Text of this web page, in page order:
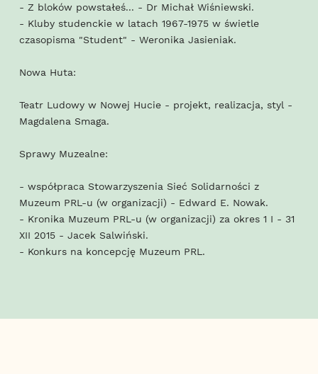
- Z bloków powstałeś... - Dr Michał Wiśniewski.
- Kluby studenckie w latach 1967-1975 w świetle
czasopisma "Student" - Weronika Jasieniak.
Nowa Huta:
Teatr Ludowy w Nowej Hucie - projekt, realizacja, styl -
Magdalena Smaga.
Sprawy Muzealne:
- współpraca Stowarzyszenia Sieć Solidarności z
Muzeum PRL-u (w organizacji) - Edward E. Nowak.
- Kronika Muzeum PRL-u (w organizacji) za okres 1 I - 31
XII 2015 - Jacek Salwiński.
- Konkurs na koncepcję Muzeum PRL.